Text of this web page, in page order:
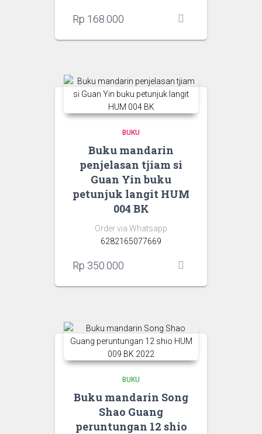
Rp 168.000
BUKU
Buku mandarin
penjelasan tjiam si
Guan Yin buku
petunjuk langit HUM
004 BK
Order via Whatsapp
6282165077669
Rp 350.000
BUKU
Buku mandarin Song
Shao Guang
peruntungan 12 shio